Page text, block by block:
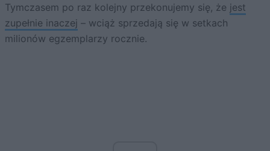
Tymczasem po raz kolejny przekonujemy się, że jest
zupełnie inaczej – wciąż sprzedają się w setkach
milionów egzemplarzy rocznie.